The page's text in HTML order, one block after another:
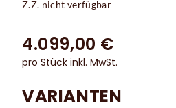
Z.Z. nicht verfügbar
4.099,00 €
pro Stück inkl. MwSt.
VARIANTEN